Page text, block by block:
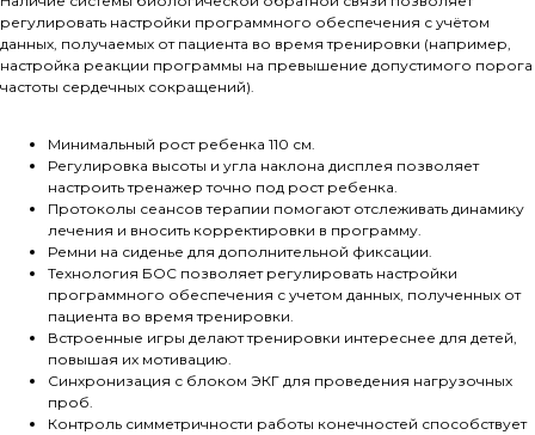
регулировать настройки программного обеспечения с учётом
данных, получаемых от пациента во время тренировки (например,
настройка реакции программы на превышение допустимого порога
частоты сердечных сокращений).
Минимальный рост ребенка 110 см.
Регулировка высоты и угла наклона дисплея позволяет
настроить тренажер точно под рост ребенка.
Протоколы сеансов терапии помогают отслеживать динамику
лечения и вносить корректировки в программу.
Ремни на сиденье для дополнительной фиксации.
Технология БОС позволяет регулировать настройки
программного обеспечения с учетом данных, полученных от
пациента во время тренировки.
Встроенные игры делают тренировки интереснее для детей,
повышая их мотивацию.
Синхронизация с блоком ЭКГ для проведения нагрузочных
проб.
Контроль симметричности работы конечностей способствует